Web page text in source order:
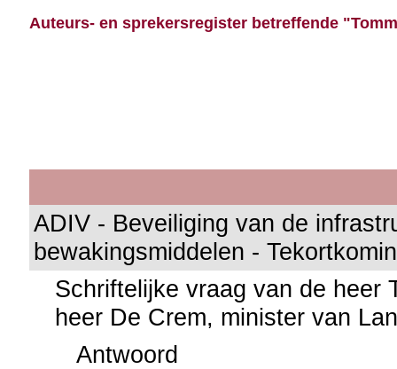
Auteurs- en sprekersregister betreffende
ADIV - Beveiliging van de
bewakingsmiddelen -
Schriftelijke vraag van de heer
heer De Crem, minister van
Antwoord